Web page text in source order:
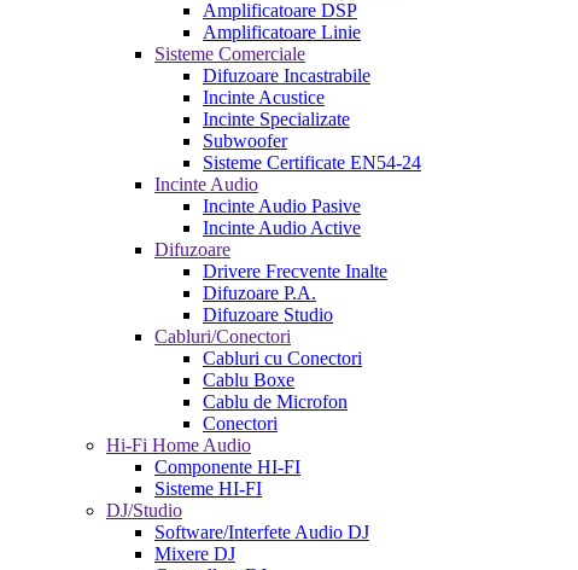
Amplificatoare DSP
Amplificatoare Linie
Sisteme Comerciale
Difuzoare Incastrabile
Incinte Acustice
Incinte Specializate
Subwoofer
Sisteme Certificate EN54-24
Incinte Audio
Incinte Audio Pasive
Incinte Audio Active
Difuzoare
Drivere Frecvente Inalte
Difuzoare P.A.
Difuzoare Studio
Cabluri/Conectori
Cabluri cu Conectori
Cablu Boxe
Cablu de Microfon
Conectori
Hi-Fi Home Audio
Componente HI-FI
Sisteme HI-FI
DJ/Studio
Software/Interfete Audio DJ
Mixere DJ